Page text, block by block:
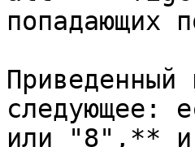
попадающих
следующее:
или "8",** и